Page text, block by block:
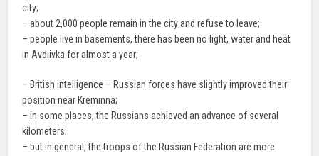
city;
– about 2,000 people remain in the city and refuse to leave;
– people live in basements, there has been no light, water and heat
in Avdiivka for almost a year;
– British intelligence – Russian forces have slightly improved their
position near Kreminna;
– in some places, the Russians achieved an advance of several
kilometers;
– but in general, the troops of the Russian Federation are more